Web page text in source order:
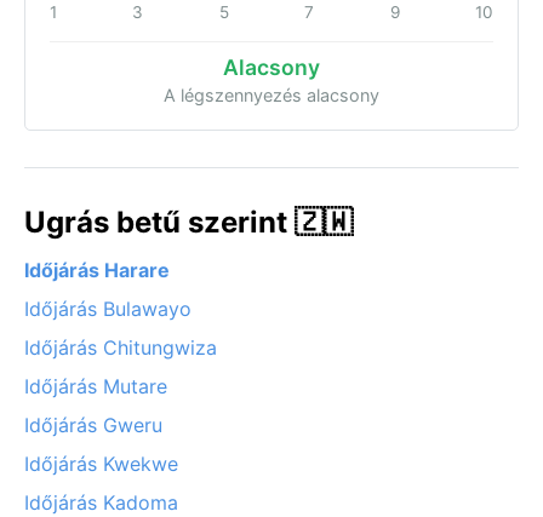
1 3 5 7 9 10
Alacsony
A légszennyezés alacsony
Ugrás betű szerint 🇿🇼
Időjárás Harare
Időjárás Bulawayo
Időjárás Chitungwiza
Időjárás Mutare
Időjárás Gweru
Időjárás Kwekwe
Időjárás Kadoma